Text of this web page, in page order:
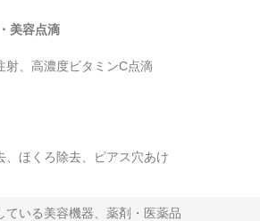
美容点滴
射、高濃度ビタミンC点滴
、ほくろ除去、ピアス穴あけ
ている美容機器、薬剤・医薬品